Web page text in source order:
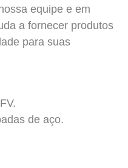
equipe e em
a fornecer produtos
para suas
de aço.